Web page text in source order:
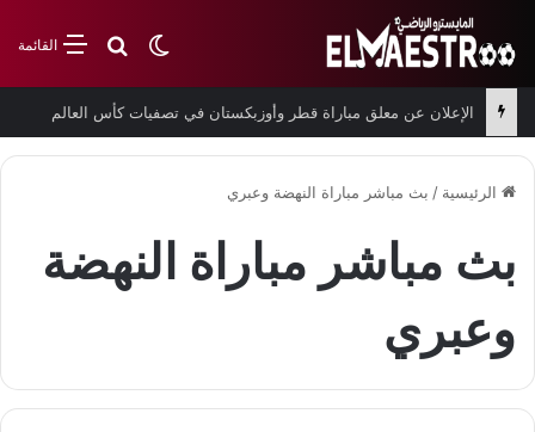
القائمةبحث عن
الوضع المظلم
الإعلان عن معلق مباراة قطر وأوزبكستان في تصفيات كأس العالم
الرئيسية / بث مباشر مباراة النهضة وعبري
بث مباشر مباراة النهضة
وعبري